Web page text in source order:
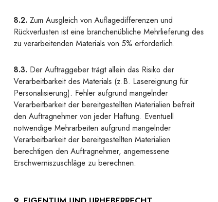
8.2. Zum Ausgleich von Auflagedifferenzen und
Rückverlusten ist eine branchenübliche Mehrlieferung des
zu verarbeitenden Materials von 5% erforderlich.
8.3. Der Auftraggeber trägt allein das Risiko der
Verarbeitbarkeit des Materials (z.B. Lasereignung für
Personalisierung). Fehler aufgrund mangelnder
Verarbeitbarkeit der bereitgestellten Materialien befreit
den Auftragnehmer von jeder Haftung. Eventuell
notwendige Mehrarbeiten aufgrund mangelnder
Verarbeitbarkeit der bereitgestellten Materialien
berechtigen den Auftragnehmer, angemessene
Erschwerniszuschläge zu berechnen.